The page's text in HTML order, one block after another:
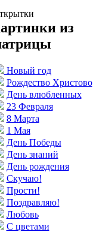
из
Новый год
Рождество Христово
День влюбленных
23 Февраля
8 Марта
1 Мая
День Победы
День знаний
День рождения
Скучаю!
Прости!
Поздравляю!
Любовь
С цветами